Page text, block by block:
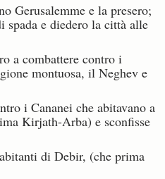
Gerusalemme e la presero;
e diedero la città alle
a combattere contro i
montuosa, il Neghev e
i Cananei che abitavano a
Kirjath-Arba) e sconfisse
di Debir, (che prima